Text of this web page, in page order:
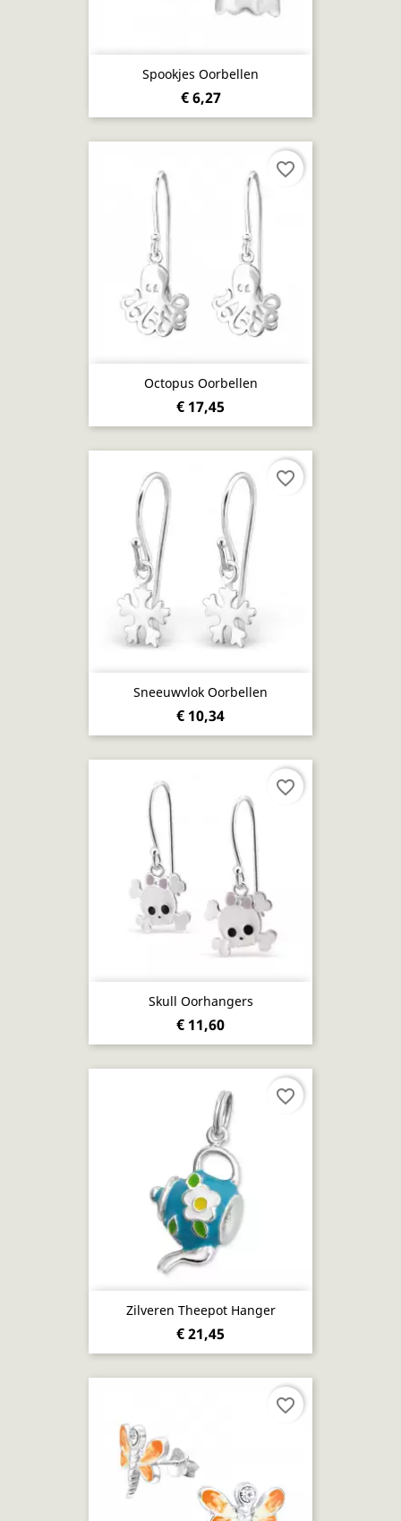
Spookjes Oorbellen
€ 6,27
Octopus Oorbellen
€ 17,45
favorite_border
Sneeuwvlok Oorbellen
€ 10,34
favorite_border
Skull Oorhangers
€ 11,60
favorite_border
Zilveren Theepot Hanger
€ 21,45
favorite_border
favorite_border